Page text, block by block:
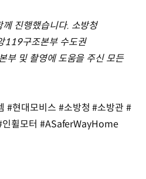
진행했습니다. 소방청
119구조본부 수도권
부 및 촬영에 도움을 주신 모든
#현대모비스 #소방청 #소방관 #
인휠모터 #ASaferWayHome